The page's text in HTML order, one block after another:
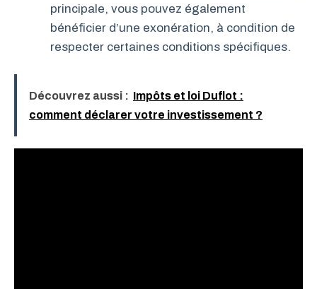
principale, vous pouvez également
bénéficier d’une exonération, à condition de
respecter certaines conditions spécifiques.
Découvrez aussi : Impôts et loi Duflot :
comment déclarer votre investissement ?